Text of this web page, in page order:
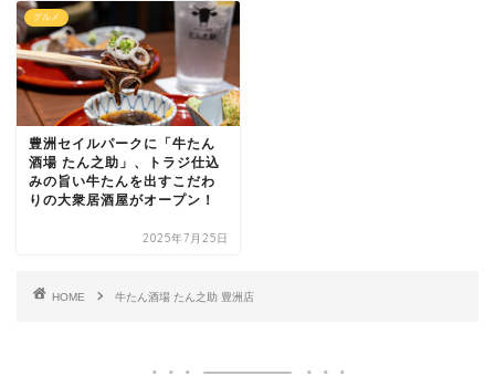
グルメ
豊洲セイルパークに「牛たん
酒場 たん之助」、トラジ仕込
みの旨い牛たんを出すこだわ
りの大衆居酒屋がオープン！
2025年7月25日
HOME 牛たん酒場 たん之助 豊洲店